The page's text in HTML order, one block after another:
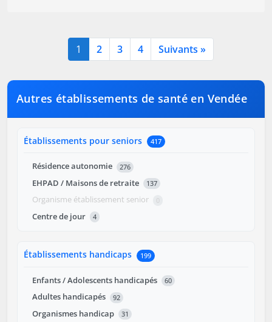
1 2 3 4 Suivants »
Autres établissements de santé en Vendée
Établissements pour seniors 417
Résidence autonomie 276
EHPAD / Maisons de retraite 137
Organisme établissement senior 0
Centre de jour 4
Établissements handicaps 199
Enfants / Adolescents handicapés 60
Adultes handicapés 92
Organismes handicap 31